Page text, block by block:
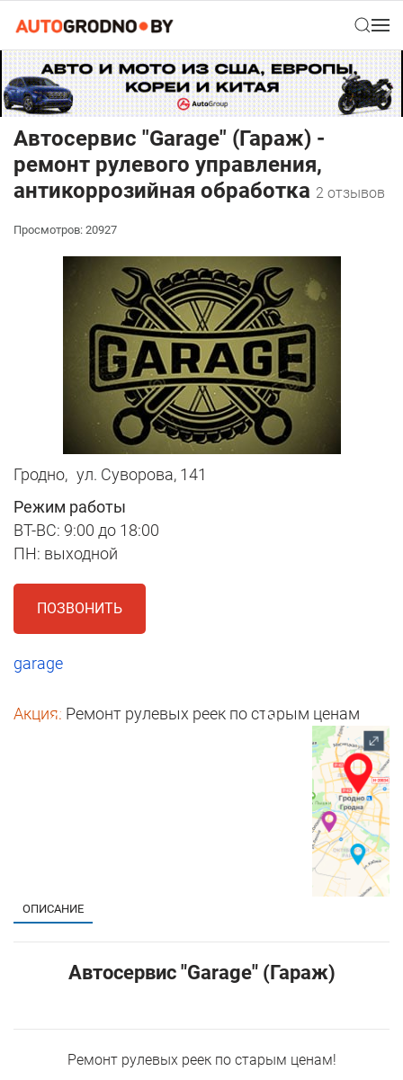
Автосервис "Garage" (Гараж) -
ремонт рулевого управления,
антикоррозийная обработка 2 отзывов
Просмотров: 20927
Гродно, ул. Суворова, 141
Режим работы
ВТ-ВС: 9:00 до 18:00
ПН: выходной
ПОЗВОНИТЬ
garage
Акция: Ремонт рулевых реек по старым ценам
ОПИСАНИЕ
Автосервис "Garage" (Гараж)
Ремонт рулевых реек по старым ценам!